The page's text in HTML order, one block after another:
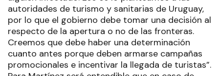
autoridades de turismo y sanitarias de Uruguay,
por lo que el gobierno debe tomar una decisión al
respecto de la apertura o no de las fronteras.
Creemos que debe haber una determinación
cuanto antes porque deben armarse campañas
promocionales e incentivar la llegada de turistas”.